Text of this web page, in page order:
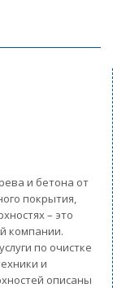
и бетона от
покрытия,
– это
компании.
по очистке
и
описаны